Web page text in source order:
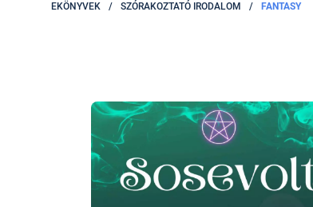
EKÖNYVEK / SZÓRAKOZTATÓ IRODALOM / FANTASY